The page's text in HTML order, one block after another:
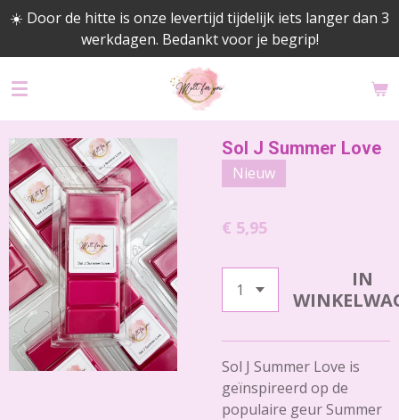
Ga
naar
de
☀️ Door de hitte is onze levertijd tijdelijk iets langer dan 3
werkdagen. Bedankt voor je begrip!
Sol J Summer Love
Nieuw
€ 5,95
IN
Sol J Summer Love is
geïnspireerd op de
populaire geurSummer